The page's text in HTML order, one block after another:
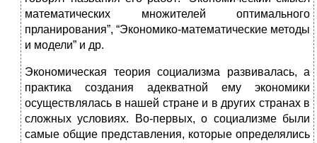
математических множителей оптимального
прланирования”, “Экономико-математические методы
и модели” и др.
Экономическая теория социализма развивалась, а
практика создания адекватной ему экономики
осуществлялась в нашей стране и в других странах в
сложных условиях. Во-первых, о социализме были
самые общие представления, которые определялись